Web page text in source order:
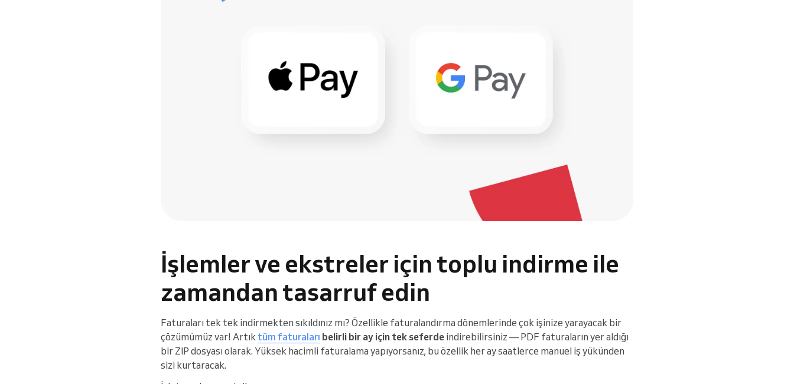
İşlemler ve ekstreler için toplu indirme ile
zamandan tasarruf edin
Faturaları tek tek indirmekten sıkıldınız mı? Özellikle faturalandırma dönemlerinde çok işinize yarayacak bir
çözümümüz var! Artık tüm faturaları belirli bir ay için tek seferde indirebilirsiniz — PDF faturaların yer aldığı
bir ZIP dosyası olarak. Yüksek hacimli faturalama yapıyorsanız, bu özellik her ay saatlerce manuel iş yükünden
sizi kurtaracak.